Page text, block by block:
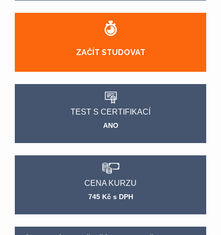
ZAČÍT STUDOVAT
TEST S CERTIFIKACÍ
ANO
CENA KURZU
745 Kč s DPH